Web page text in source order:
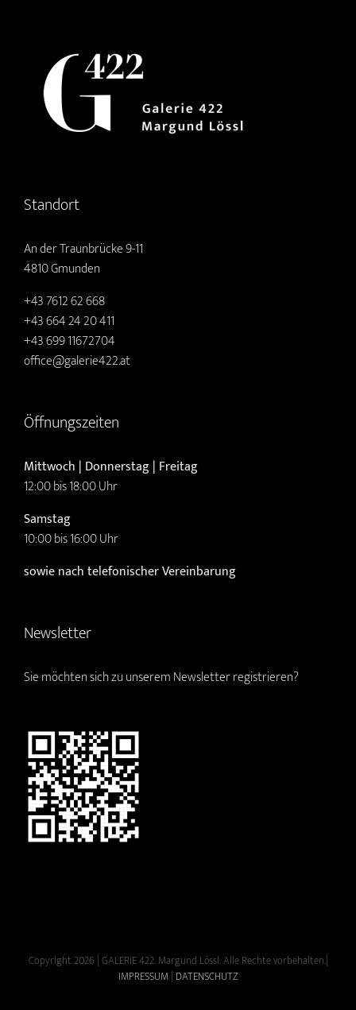
Standort
An der Traunbrücke 9-11
4810 Gmunden
+43 7612 62 668
+43 664 24 20 411
+43 699 11672704
office@galerie422.at
Öffnungszeiten
Mittwoch | Donnerstag | Freitag
12:00 bis 18:00 Uhr
Samstag
10:00 bis 16:00 Uhr
sowie nach telefonischer Vereinbarung
Newsletter
Sie möchten sich zu unserem Newsletter registrieren?
Copyright 2026 | GALERIE 422. Margund Lössl. Alle Rechte vorbehalten.|
IMPRESSUM| DATENSCHUTZ